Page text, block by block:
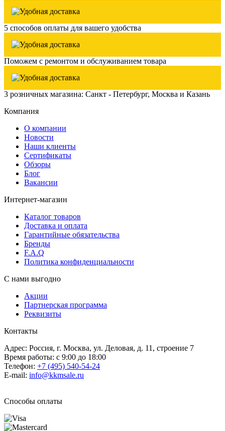
5 способов оплаты для вашего удобства
Поможем с ремонтом и обслуживанием товара
3 розничных магазина: Санкт - Петербург, Москва и Казань
Компания
О компании
Новости
Наши клиенты
Сертификаты
Обзоры
Блог
Вакансии
Интернет-магазин
Каталог товаров
Доставка и оплата
Гарантийные обязательства
Бренды
F.A.Q
Политика конфиденциальности
С нами выгодно
Акции
Партнерская программа
Реквизиты
Контакты
Адрес: Россия, г. Москва, ул. Деловая, д. 11, строение 7
Время работы: с 9:00 до 18:00
Телефон: +7 (495) 540-54-24
E-mail: info@kkmsale.ru
Способы оплаты